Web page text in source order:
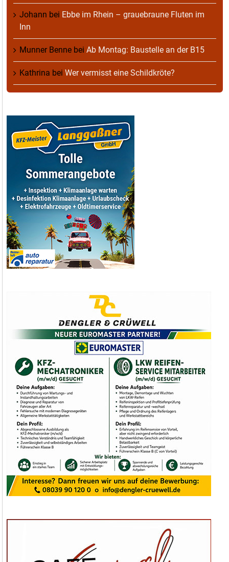
Johann bei Ebbe im Rhein – grauebraune Fluten im
Inn
Munner Benne bei Ab Montag: Baustelle an der B15
Kathrina bei Wer vermisst eine Schildkröte?